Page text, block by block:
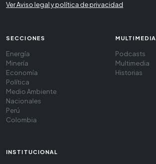
Ver Aviso legal y política de privacidad
SECCIONES
Energía
Minería
Economía
Política
Medio Ambiente
Nacionales
Perú
Colombia
MULTIMEDIA
Podcasts
Multimedia
Historias
INSTITUCIONAL